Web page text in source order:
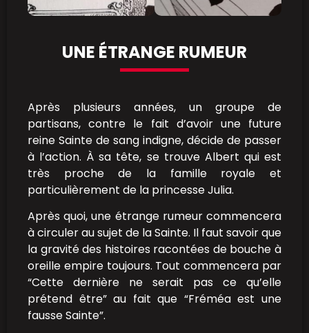
UNE ÉTRANGE RUMEUR
Après plusieurs années, un groupe de
partisans, contre le fait d’avoir une future
reine Sainte de sang indigne, décide de passer
à l’action. À sa tête, se trouve Albert qui est
très proche de la famille royale et
particulièrement de la princesse Julia.
Après quoi, une étrange rumeur commencera
à circuler au sujet de la Sainte. Il faut savoir que
la gravité des histoires racontées de bouche à
oreille empire toujours. Tout commencera par
“Cette dernière ne serait pas ce qu’elle
prétend être” au fait que “Fréméa est une
fausse Sainte”.